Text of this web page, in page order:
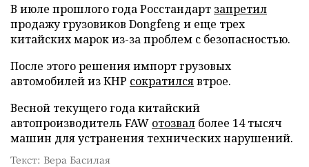
В июле прошлого года Росстандарт запретил
продажу грузовиков Dongfeng и еще трех
китайских марок из-за проблем с безопасностью.
После этого решения импорт грузовых
автомобилей из КНР сократилсявтрое.
Весной текущего года китайский
автопроизводитель FAW отозвал более 14 тысяч
машин для устранения технических нарушений.
Текст: Вера Басилая